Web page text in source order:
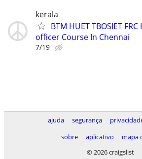
kerala
BTM HUET TBOSIET
officer Course In Chennai
7/19
ajuda segurança
sobre
aplicativo
mapa
© 2026 craigslist